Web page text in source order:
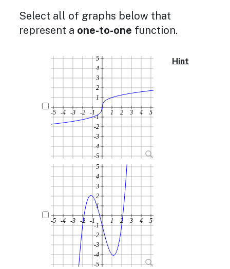
Select all of graphs below that
represent a one-to-one function.
1 2 3 4 5
-1
-2
-3
-4
-5
1
2
3
4
5
-1
-2
-3
-4
-5
1 2 3 4 5
-1
-2
-3
-4
-5
1
2
3
4
5
-1
-2
-3
-4
-5
Hint